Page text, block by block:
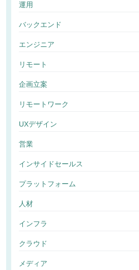
運用
バックエンド
エンジニア
リモート
企画立案
リモートワーク
UXデザイン
営業
インサイドセールス
プラットフォーム
人材
インフラ
クラウド
メディア